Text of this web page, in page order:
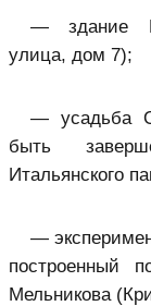
— здание
улица, дом 7);
— усадьба
быть
Итальянского
—
построенный
Мельникова